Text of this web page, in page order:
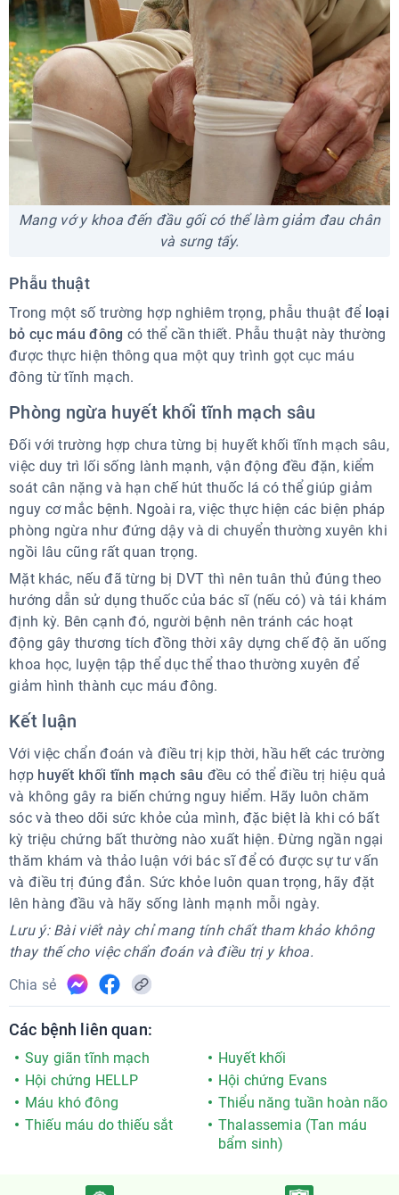
Mang vớ y khoa đến đầu gối có thể làm giảm đau chân
và sưng tấy.
Phẫu thuật
Trong một số trường hợp nghiêm trọng, phẫu thuật để loại
bỏ cục máu đông có thể cần thiết. Phẫu thuật này thường
được thực hiện thông qua một quy trình gọt cục máu
đông từ tĩnh mạch.
Phòng ngừa huyết khối tĩnh mạch sâu
Đối với trường hợp chưa từng bị huyết khối tĩnh mạch sâu,
việc duy trì lối sống lành mạnh, vận động đều đặn, kiểm
soát cân nặng và hạn chế hút thuốc lá có thể giúp giảm
nguy cơ mắc bệnh. Ngoài ra, việc thực hiện các biện pháp
phòng ngừa như đứng dậy và di chuyển thường xuyên khi
ngồi lâu cũng rất quan trọng.
Mặt khác, nếu đã từng bị DVT thì nên tuân thủ đúng theo
hướng dẫn sử dụng thuốc của bác sĩ (nếu có) và tái khám
định kỳ. Bên cạnh đó, người bệnh nên tránh các hoạt
động gây thương tích đồng thời xây dựng chế độ ăn uống
khoa học, luyện tập thể dục thể thao thường xuyên để
giảm hình thành cục máu đông.
Kết luận
Với việc chẩn đoán và điều trị kịp thời, hầu hết các trường
hợp huyết khối tĩnh mạch sâu đều có thể điều trị hiệu quả
và không gây ra biến chứng nguy hiểm. Hãy luôn chăm
sóc và theo dõi sức khỏe của mình, đặc biệt là khi có bất
kỳ triệu chứng bất thường nào xuất hiện. Đừng ngần ngại
thăm khám và thảo luận với bác sĩ để có được sự tư vấn
và điều trị đúng đắn. Sức khỏe luôn quan trọng, hãy đặt
lên hàng đầu và hãy sống lành mạnh mỗi ngày.
Lưu ý: Bài viết này chỉ mang tính chất tham khảo không
thay thế cho việc chẩn đoán và điều trị y khoa.
Chia sẻ
Các bệnh liên quan:
Suy giãn tĩnh mạch
Huyết khối
Hội chứng HELLP
Hội chứng Evans
Máu khó đông
Thiểu năng tuần hoàn não
Thiếu máu do thiếu sắt
Thalassemia (Tan máu
bẩm sinh)